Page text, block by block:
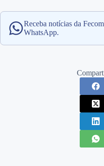
Receba notícias da
WhatsApp.